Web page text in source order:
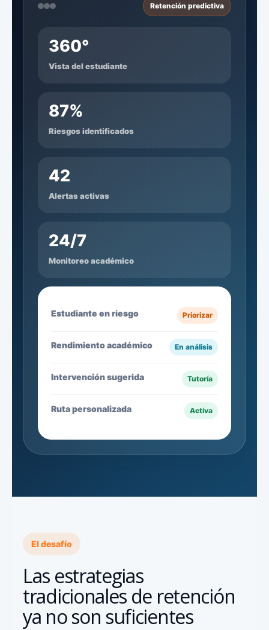
Retención predictiva
360°
Vista del estudiante
87%
Riesgos identificados
42
Alertas activas
24/7
Monitoreo académico
Estudiante en riesgo Priorizar
Rendimiento académico En análisis
Intervención sugerida Tutoría
Ruta personalizada Activa
El desafío
Las estrategias
tradicionales de retención
ya no son suficientes